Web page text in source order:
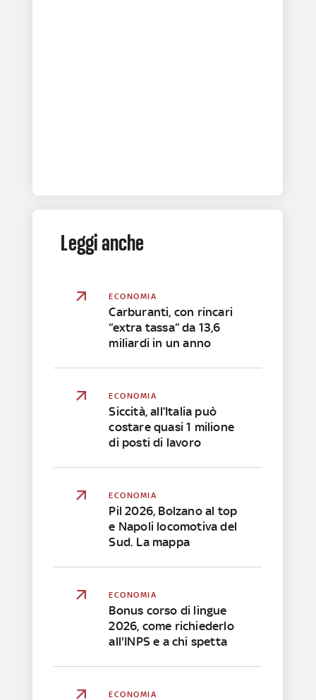
Leggi anche
ECONOMIA
Carburanti, con rincari
“extra tassa” da 13,6
miliardi in un anno
ECONOMIA
Siccità, all’Italia può
costare quasi 1 milione
di posti di lavoro
ECONOMIA
Pil 2026, Bolzano al top
e Napoli locomotiva del
Sud. La mappa
ECONOMIA
Bonus corso di lingue
2026, come richiederlo
all'INPS e a chi spetta
ECONOMIA